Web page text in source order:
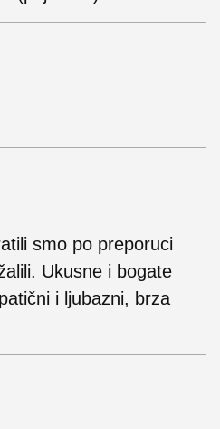
smo po preporuci
Ukusne i bogate
i ljubazni, brza